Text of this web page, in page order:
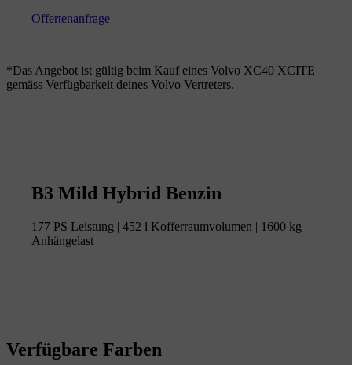
Offertenanfrage
*Das Angebot ist gültig beim Kauf eines Volvo XC40 XCITE
gemäss Verfügbarkeit deines Volvo Vertreters.
B3 Mild Hybrid Benzin
177 PS Leistung | 452 l Kofferraumvolumen | 1600 kg
Anhängelast
Verfügbare Farben